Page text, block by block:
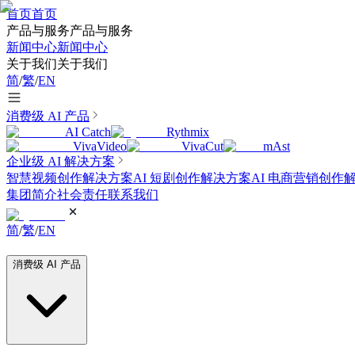
首页首页
产品与服务产品与服务
新闻中心新闻中心
关于我们关于我们
简/繁/EN
消费级 AI 产品
AI Catch
Rythmix
VivaVideo
VivaCut
mAst
企业级 AI 解决方案
智慧视频创作解决方案AI 短剧创作解决方案AI 电商营销创作
集团简介社会责任联系我们
简/繁/EN
消费级 AI 产品